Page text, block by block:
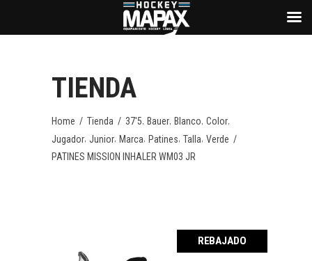
TIENDA
Home / Tienda / 37'5 Bauer Blanco Color
Jugador, Junior, Marca, Patines, Talla, Verde /
PATINES MISSION INHALER WM03 JR
REBAJADO